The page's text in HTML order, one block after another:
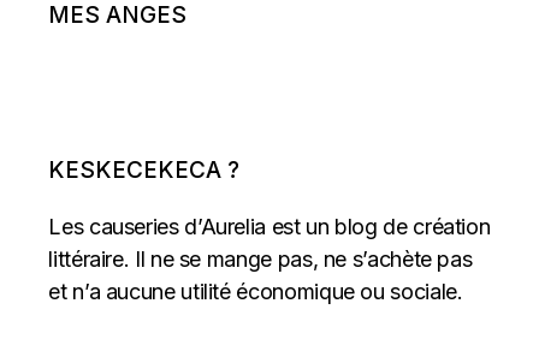
MES ANGES
KESKECEKECA ?
Les causeries d’Aurelia est un blog de création
littéraire. Il ne se mange pas, ne s’achète pas
et n’a aucune utilité économique ou sociale.